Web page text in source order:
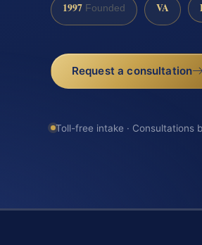
1997 Founded VA
Request a consultation
Toll-free intake · Consultations